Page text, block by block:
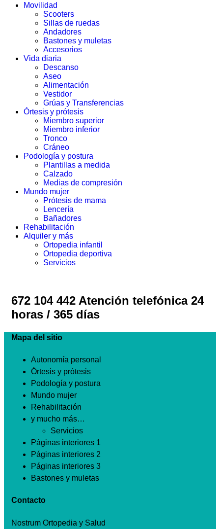
Movilidad
Scooters
Sillas de ruedas
Andadores
Bastones y muletas
Accesorios
Vida diaria
Descanso
Aseo
Alimentación
Vestidor
Grúas y Transferencias
Órtesis y prótesis
Miembro superior
Miembro inferior
Tronco
Cráneo
Podología y postura
Plantillas a medida
Calzado
Medias de compresión
Mundo mujer
Prótesis de mama
Lencería
Bañadores
Rehabilitación
Alquiler y más
Ortopedia infantil
Ortopedia deportiva
Servicios
672 104 442 Atención telefónica 24
horas / 365 días
Mapa del sitio
Autonomía personal
Órtesis y prótesis
Podología y postura
Mundo mujer
Rehabilitación
y mucho más…
Servicios
Páginas interiores 1
Páginas interiores 2
Páginas interiores 3
Bastones y muletas
Contacto
Nostrum Ortopedia y Salud